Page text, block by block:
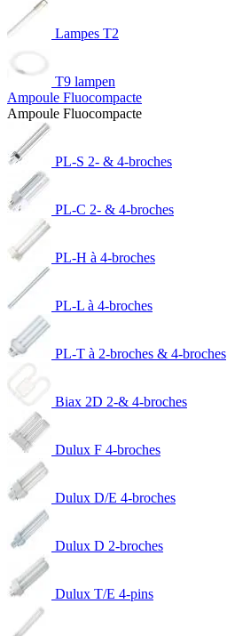
Lampes T2
T9 lampen
Ampoule Fluocompacte
Ampoule Fluocompacte
PL-S 2- & 4-broches
PL-C 2- & 4-broches
PL-H à 4-broches
PL-L à 4-broches
PL-T à 2-broches & 4-broches
Biax 2D 2-& 4-broches
Dulux F 4-broches
Dulux D/E 4-broches
Dulux D 2-broches
Dulux T/E 4-pins